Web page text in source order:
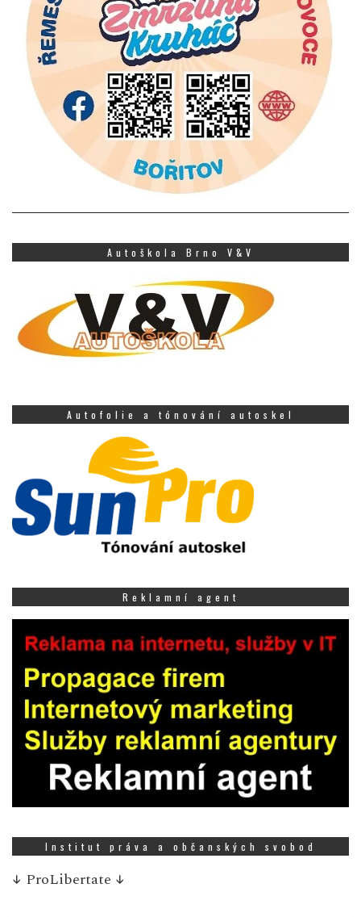
Autoškola Brno V&V
Autofolie a tónování autoskel
Reklamní agent
Institut práva a občanských svobod
↓ ProLibertate ↓